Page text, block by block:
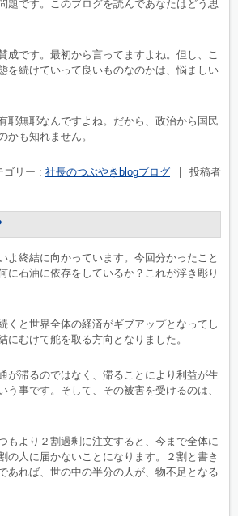
題です。このブログを読んであなたはどう思
成です。最初から言ってますよね。但し、こ
を続けていって良いものなのかは、悩ましい
耶無耶なんですよね。だから、政治から国民
かも知れません。
ゴリー : 社長のつぶやきblogブログ
投稿者
よ終結に向かっています。今回分かったこと
に石油に依存をしているか？これが浮き彫り
くと世界全体の経済がギブアップとなってし
にむけて舵を取る方向となりました。
が滞るのではなく、滞ることにより利益が生
う事です。そして、その被害を受けるのは、
もより２割過剰に注文すると、今まで全体に
の人に届かないことになります。２割と書き
あれば、世の中の半分の人が、物不足となる